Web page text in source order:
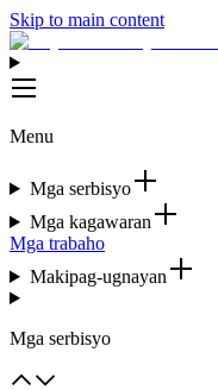
Skip to main content
Menu
Mga serbisyo
Mga kagawaran
Mga trabaho
Makipag-ugnayan
Mga serbisyo